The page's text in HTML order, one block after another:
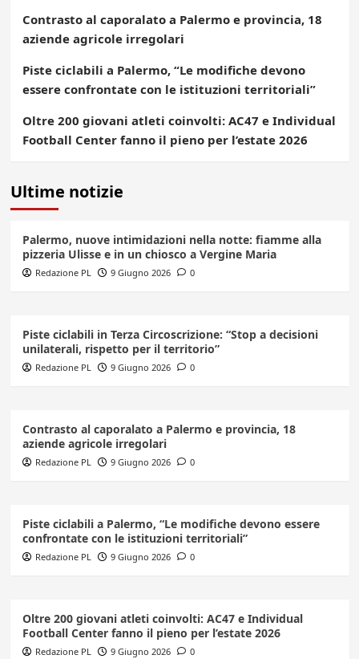
Contrasto al caporalato a Palermo e provincia, 18
aziende agricole irregolari
Piste ciclabili a Palermo, “Le modifiche devono
essere confrontate con le istituzioni territoriali”
Oltre 200 giovani atleti coinvolti: AC47 e Individual
Football Center fanno il pieno per l’estate 2026
Ultime notizie
Palermo, nuove intimidazioni nella notte: fiamme alla
pizzeria Ulisse e in un chiosco a Vergine Maria
Redazione PL 9 Giugno 2026 0
Piste ciclabili in Terza Circoscrizione: “Stop a decisioni
unilaterali, rispetto per il territorio”
Redazione PL 9 Giugno 2026 0
Contrasto al caporalato a Palermo e provincia, 18
aziende agricole irregolari
Redazione PL 9 Giugno 2026 0
Piste ciclabili a Palermo, “Le modifiche devono essere
confrontate con le istituzioni territoriali”
Redazione PL 9 Giugno 2026 0
Oltre 200 giovani atleti coinvolti: AC47 e Individual
Football Center fanno il pieno per l’estate 2026
Redazione PL 9 Giugno 2026 0